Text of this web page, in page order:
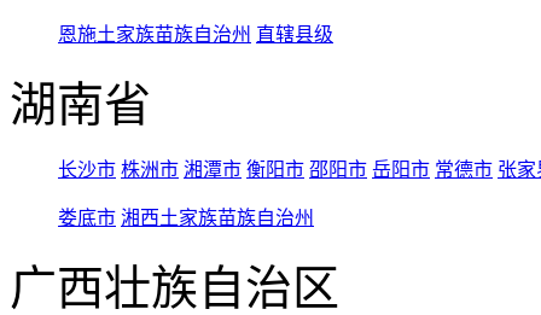
恩施土家族苗族自治州 直辖县级
湖南省
长沙市 株洲市 湘潭市 衡阳市 邵阳市 岳阳市 常德市 张家
娄底市 湘西土家族苗族自治州
广西壮族自治区